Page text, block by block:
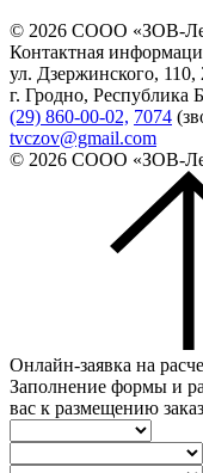
© 2026 СООО «ЗОВ-
Контактная
ул. Дзержинского, 110,
г. Гродно, Республика
(29) 860-00-02, 7074
tvczov@gmail.com
© 2026 СООО «ЗОВ-
Онлайн-заявка на
Заполнение формы и
вас к размещению